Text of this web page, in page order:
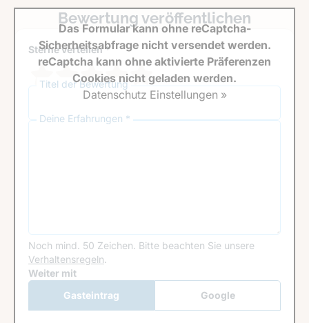
Bewertung veröffentlichen
Sterne verteilen *
Titel der Bewertung
Deine Erfahrungen *
Noch mind. 50 Zeichen. Bitte beachten Sie unsere
Verhaltensregeln.
Google Recaptcha
Weiter mit
Gasteintrag
Google
Anmeldung
Das Formular kann ohne reCaptcha-
Sicherheitsabfrage nicht versendet werden.
reCaptcha kann ohne aktivierte Präferenzen
Cookies nicht geladen werden.
Datenschutz Einstellungen »